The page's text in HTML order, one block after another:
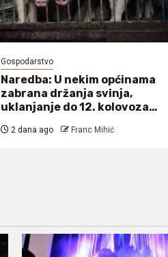
Gospodarstvo
Naredba: U nekim općinama
zabrana držanja svinja,
uklanjanje do 12. kolovoza…
2 dana ago Franc Mihić